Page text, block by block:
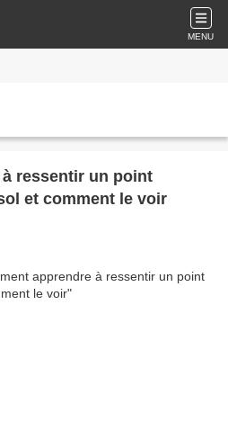
MENU
ressentir un point
et comment le voir